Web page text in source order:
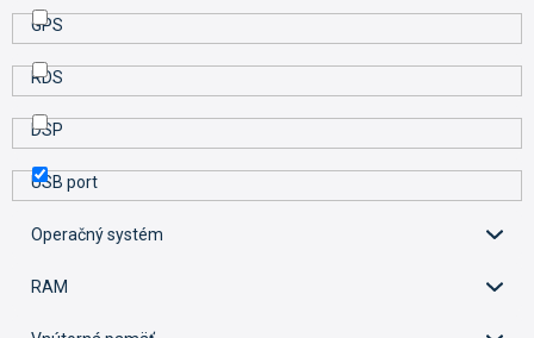
GPS
RDS
DSP
USB port
Operačný systém
RAM